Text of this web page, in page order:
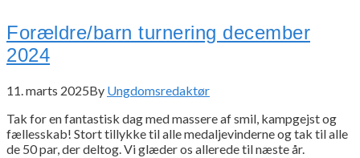
Forældre/barn turnering december
2024
11. marts 2025By Ungdomsredaktør
Tak for en fantastisk dag med massere af smil, kampgejst og
fællesskab! Stort tillykke til alle medaljevinderne og tak til alle
de 50 par, der deltog. Vi glæder os allerede til næste år.